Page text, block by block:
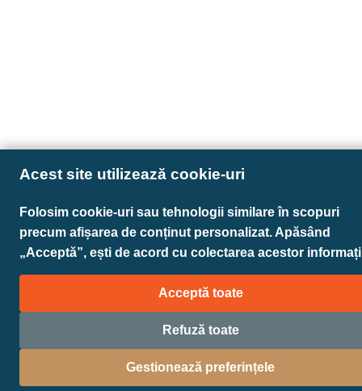
Acest site utilizează cookie-uri
Folosim cookie-uri sau tehnologii similare în scopuri
precum afișarea de conținut personalizat. Apăsând
„Acceptă”, ești de acord cu colectarea acestor
Acceptă toate
Refuză toate
Gestionează preferințele